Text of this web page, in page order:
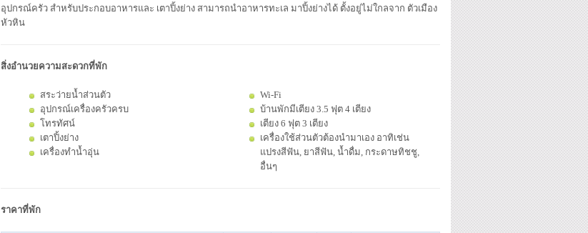
อุปกรณ์ครัว สำหรับประกอบอาหารและ เตาปิ้งย่าง สามารถนำอาหารทะเล มาปิ้งย่างได้ ตั้งอยู่ไม่ใกลจาก ตัวเมือง
หัวหิน
สิ่งอำนวยความสะดวกที่พัก
สระว่ายน้ำส่วนตัว
อุปกรณ์เครื่องครัวครบ
โทรทัศน์
เตาปิ้งย่าง
เครื่องทำน้ำอุ่น
Wi-Fi
บ้านพักมีเตียง 3.5 ฟุต 4 เตียง
เตียง 6 ฟุต 3 เตียง
เครื่องใช้ส่วนตัวต้องนำมาเอง อาทิเช่น
แปรงสีฟัน, ยาสีฟัน, น้ำดื่ม, กระดาษทิชชู,
อื่นๆ
ราคาที่พัก